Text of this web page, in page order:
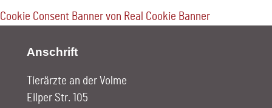
Cookie Consent Banner von Real Cookie Banner
Anschrift
Tierärzte an der Volme
Eilper Str. 105